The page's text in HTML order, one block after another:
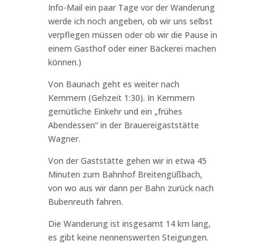
Info-Mail ein paar Tage vor der Wanderung
werde ich noch angeben, ob wir uns selbst
verpflegen müssen oder ob wir die Pause in
einem Gasthof oder einer Bäckerei machen
können.)
Von Baunach geht es weiter nach
Kemmern (Gehzeit 1:30). In Kemmern
gemütliche Einkehr und ein „frühes
Abendessen“ in der Brauereigaststätte
Wagner.
Von der Gaststätte gehen wir in etwa 45
Minuten zum Bahnhof Breitengüßbach,
von wo aus wir dann per Bahn zurück nach
Bubenreuth fahren.
Die Wanderung ist insgesamt 14 km lang,
es gibt keine nennenswerten Steigungen.